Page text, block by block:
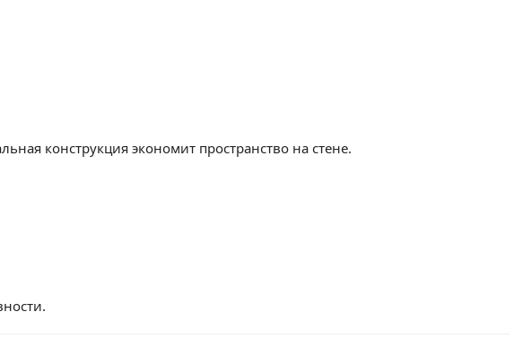
конструкция экономит пространство на стене.